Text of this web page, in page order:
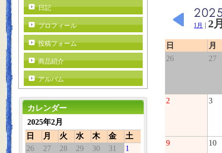
1月 | 2
日
月
26
27
2 3
9 10
日記
プロフィール
投稿フォーム
商品紹介
アルバム
カレンダー
2025年2月
日
月 火 水 木 金
土
26
27 28 29 30 31
1